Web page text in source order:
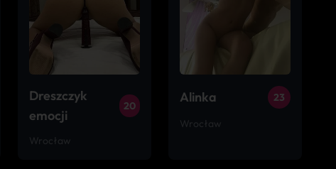
Dreszczyk
emocji
20
Wrocław
Alinka 23
Wrocław